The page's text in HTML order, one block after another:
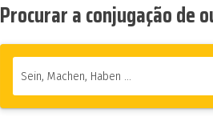
Procurar a conjugação de